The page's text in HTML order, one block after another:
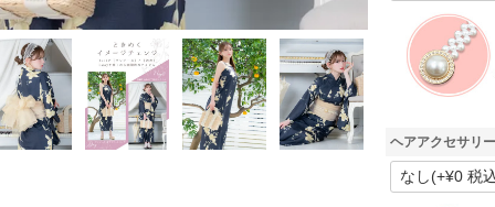
ヘアアクセサリ